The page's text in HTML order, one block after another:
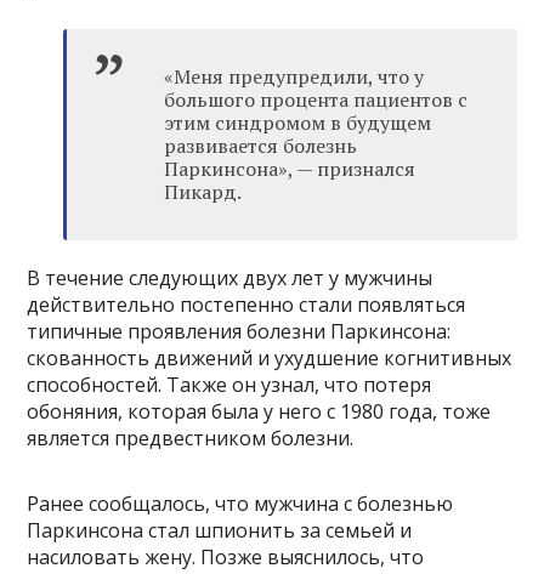
«Меня предупредили, что у
большого процента пациентов с
этим синдромом в будущем
развивается болезнь
Паркинсона», — признался
Пикард.
В течение следующих двух лет у мужчины
действительно постепенно стали появляться
типичные проявления болезни Паркинсона:
скованность движений и ухудшение когнитивных
способностей. Также он узнал, что потеря
обоняния, которая была у него с 1980 года, тоже
является предвестником болезни.
Ранее сообщалось, что мужчина с болезнью
Паркинсона стал шпионить за семьей и
насиловать жену. Позже выяснилось, что